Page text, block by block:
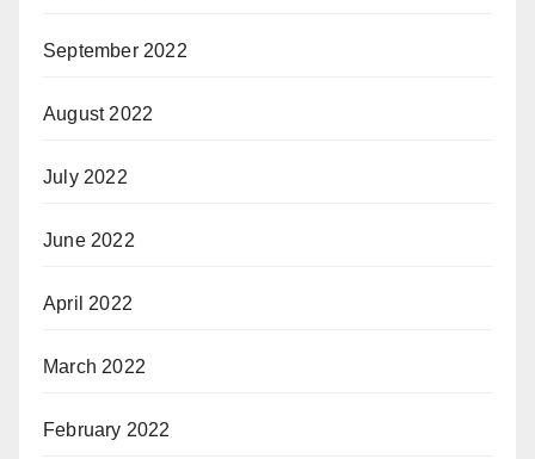
September 2022
August 2022
July 2022
June 2022
April 2022
March 2022
February 2022